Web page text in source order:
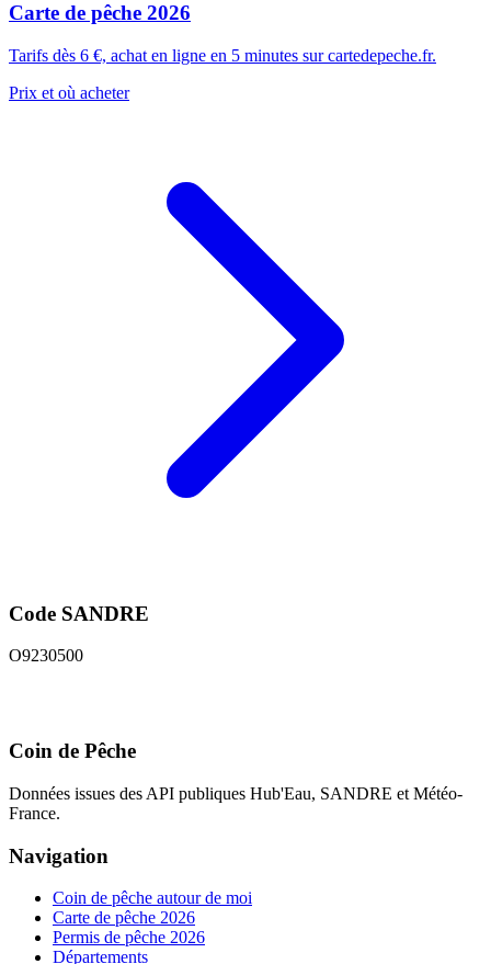
Carte de pêche 2026
Tarifs dès 6 €, achat en ligne en 5 minutes sur cartedepeche.fr.
Prix et où acheter
Code SANDRE
O9230500
Coin de Pêche
Données issues des API publiques Hub'Eau, SANDRE et Météo-
France.
Navigation
Coin de pêche autour de moi
Carte de pêche 2026
Permis de pêche 2026
Départements